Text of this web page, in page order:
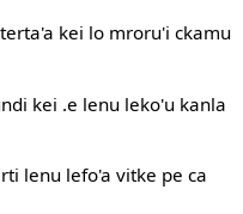
kei lo mroru'i ckamu
kei .e lenu leko'u kanla
lenu lefo'a vitke pe ca